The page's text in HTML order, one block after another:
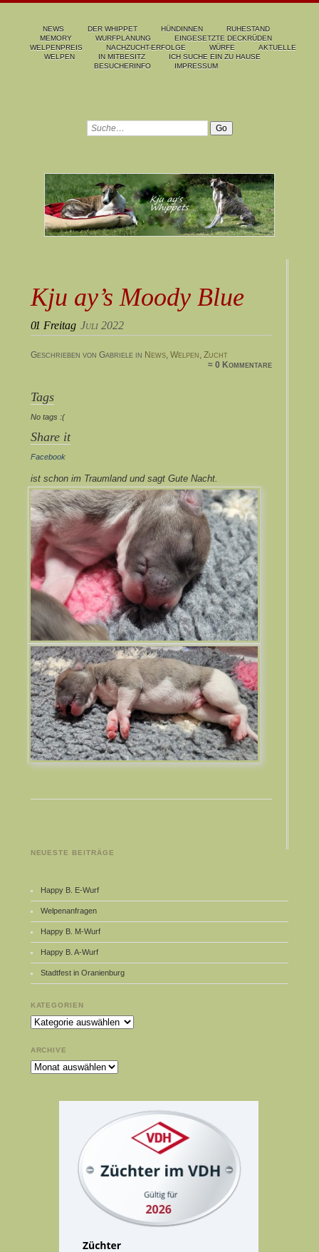
NEWS DER WHIPPET HÜNDINNEN
RUHESTAND
MEMORY
WURFPLANUNG
EINGESETZTE DECKRÜDEN
WELPENPREIS
NACHZUCHT-ERFOLGE WÜRFE
AKTUELLE
WELPEN
IN MITBESITZ
ICH SUCHE EIN ZU HAUSE
BESUCHERINFO
IMPRESSUM
Kju ay’s Moody Blue
01 Freitag Juli 2022
Geschrieben von Gabriele in News, Welpen, Zucht
≈ 0 Kommentare
Tags
No tags :(
Share it
Facebook
ist schon im Traumland und sagt Gute Nacht.
NEUESTE BEITRÄGE
Happy B. E-Wurf
Welpenanfragen
Happy B. M-Wurf
Happy B. A-Wurf
Stadtfest in Oranienburg
KATEGORIEN
Kategorien
ARCHIVE
Archive